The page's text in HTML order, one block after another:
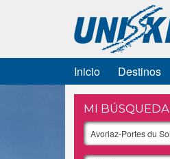
Inicio Destinos
MI BÚSQUEDA